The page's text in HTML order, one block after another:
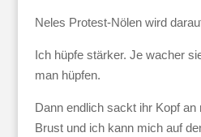
Neles Protest-Nölen wird
Ich hüpfe stärker. Je wacher
man hüpfen.
Dann endlich sackt ihr Kopf
Brust und ich kann mich auf